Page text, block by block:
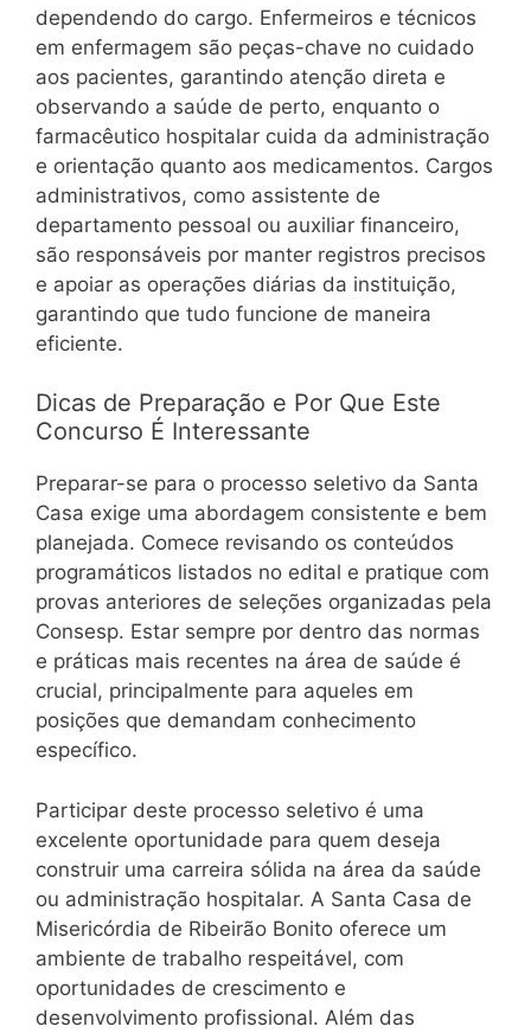
dependendo do cargo. Enfermeiros e técnicos
em enfermagem são peças-chave no cuidado
aos pacientes, garantindo atenção direta e
observando a saúde de perto, enquanto o
farmacêutico hospitalar cuida da administração
e orientação quanto aos medicamentos. Cargos
administrativos, como assistente de
departamento pessoal ou auxiliar financeiro,
são responsáveis por manter registros precisos
e apoiar as operações diárias da instituição,
garantindo que tudo funcione de maneira
eficiente.
Dicas de Preparação e Por Que Este
Concurso É Interessante
Preparar-se para o processo seletivo da Santa
Casa exige uma abordagem consistente e bem
planejada. Comece revisando os conteúdos
programáticos listados no edital e pratique com
provas anteriores de seleções organizadas pela
Consesp. Estar sempre por dentro das normas
e práticas mais recentes na área de saúde é
crucial, principalmente para aqueles em
posições que demandam conhecimento
específico.
Participar deste processo seletivo é uma
excelente oportunidade para quem deseja
construir uma carreira sólida na área da saúde
ou administração hospitalar. A Santa Casa de
Misericórdia de Ribeirão Bonito oferece um
ambiente de trabalho respeitável, com
oportunidades de crescimento e
desenvolvimento profissional. Além das